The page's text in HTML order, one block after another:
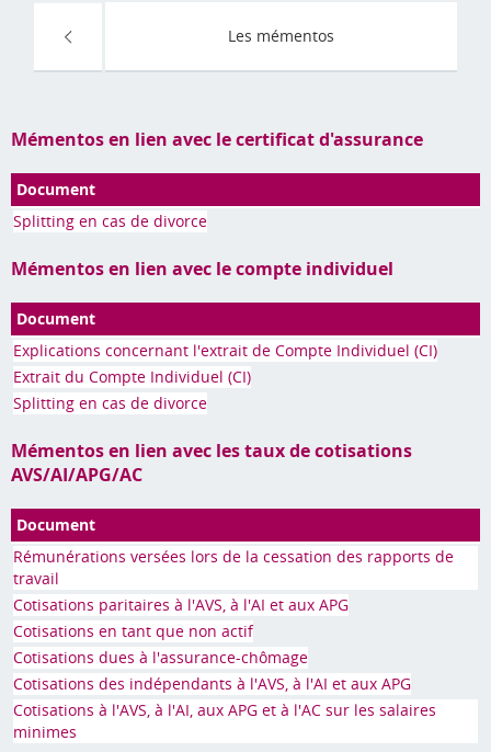
Les mémentos
Mémentos en lien avec le certificat d'assurance
Document
Splitting en cas de divorce
Mémentos en lien avec le compte individuel
Document
Explications concernant l'extrait de Compte Individuel (CI)
Extrait du Compte Individuel (CI)
Splitting en cas de divorce
Mémentos en lien avec les taux de cotisations
AVS/AI/APG/AC
Document
Rémunérations versées lors de la cessation des rapports de
travail
Cotisations paritaires à l'AVS, à l'AI et aux APG
Cotisations en tant que non actif
Cotisations dues à l'assurance-chômage
Cotisations des indépendants à l'AVS, à l'AI et aux APG
Cotisations à l'AVS, à l'AI, aux APG et à l'AC sur les salaires
minimes